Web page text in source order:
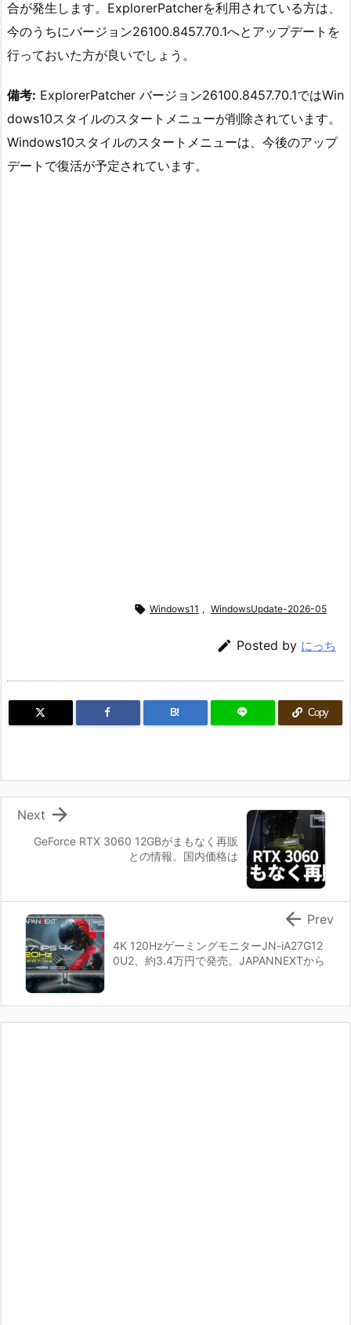
合が発生します。ExplorerPatcherを利用されている方は、
今のうちにバージョン26100.8457.70.1へとアップデートを
行っておいた方が良いでしょう。
備考: ExplorerPatcher バージョン26100.8457.70.1ではWin
dows10スタイルのスタートメニューが削除されています。
Windows10スタイルのスタートメニューは、今後のアップ
デートで復活が予定されています。
 Windows11 , WindowsUpdate-2026-05
 Posted by にっち
B! Copy
GeForce RTX 3060 12GBがまもなく再販
との情報。国内価格は

Next
4K 120HzゲーミングモニターJN-iA27G12
0U2、約3.4万円で発売。JAPANNEXTから
 Prev